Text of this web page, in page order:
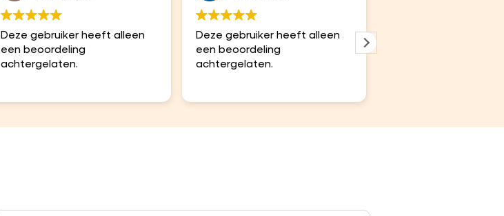
Deze gebruiker heeft alleen
een beoordeling
achtergelaten.
Deze gebruiker heeft alleen
een beoordeling
achtergelaten.